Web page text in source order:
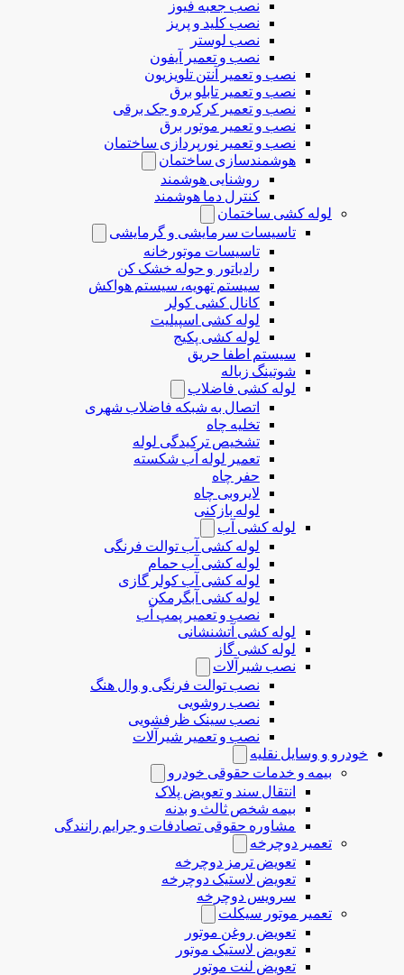
نصب جعبه فیوز
نصب کلید و پریز
نصب لوستر
نصب و تعمیر آیفون
نصب و تعمیر آنتن تلویزیون
نصب و تعمیر تابلو برق
نصب و تعمیر کرکره و جک برقی
نصب و تعمیر موتور برق
نصب و تعمیر نورپردازی ساختمان
هوشمندسازی ساختمان
روشنایی هوشمند
کنترل دما هوشمند
لوله کشی ساختمان
تاسیسات سرمایشی و گرمایشی
تاسیسات موتورخانه
رادیاتور و حوله خشک کن
سیستم تهویه، سیستم هواکش
کانال کشی کولر
لوله کشی اسپیلیت
لوله کشی پکیج
سیستم اطفا حریق
شوتینگ زباله
لوله كشی فاضلاب
اتصال به شبکه فاضلاب شهری
تخلیه چاه
تشخیص ترکیدگی لوله
تعمیر لوله آب شکسته
حفر چاه
لایروبی چاه
لوله بازکنی
لوله کشی آب
لوله کشی آب توالت فرنگی
لوله کشی آب حمام
لوله کشی آب کولر گازی
لوله کشی آبگرمکن
نصب و تعمیر پمپ آب
لوله کشی آتشنشانی
لوله کشی گاز
نصب شیرآلات
نصب توالت فرنگی و وال هنگ
نصب روشویی
نصب سینک ظرفشویی
نصب و تعمیر شیرآلات
خودرو و وسایل نقلیه
بیمه و خدمات حقوقی خودرو
انتقال سند و تعویض پلاک
بیمه شخص ثالث و بدنه
مشاوره حقوقی تصادفات و جرایم رانندگی
تعمیر دوچرخه
تعویض ترمز دوچرخه
تعویض لاستیک دوچرخه
سرویس دوچرخه
تعمیر موتور سیکلت
تعویض روغن موتور
تعویض لاستیک موتور
تعویض لنت موتور